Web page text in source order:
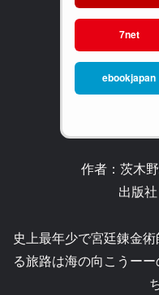
7net
ebookjapan
作者：茨木
出版
史上最年少で宮廷錬金
る旅路は海の向こうー